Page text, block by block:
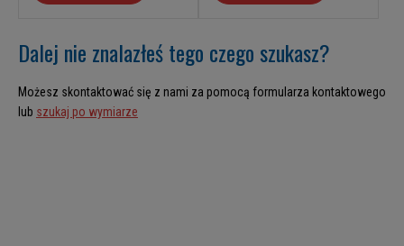
Dalej nie znalazłeś tego czego szukasz?
Możesz skontaktować się z nami za pomocą formularza kontaktowego
lub szukaj po wymiarze